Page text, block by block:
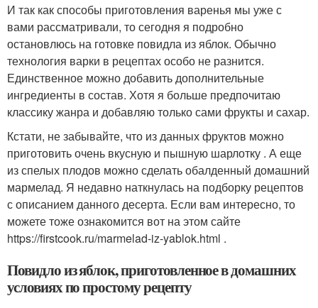
И так как способы приготовления варенья мы уже с
вами рассматривали, то сегодня я подробно
остановлюсь на готовке повидла из яблок. Обычно
технология варки в рецептах особо не разнится.
Единственное можно добавить дополнительные
ингредиенты в состав. Хотя я больше предпочитаю
классику жанра и добавляю только сами фрукты и сахар.
Кстати, не забывайте, что из данных фруктов можно
приготовить очень вкусную и пышную шарлотку . А еще
из спелых плодов можно сделать обалденный домашний
мармелад. Я недавно наткнулась на подборку рецептов
с описанием данного десерта. Если вам интересно, то
можете тоже ознакомится вот на этом сайте
https://firstcook.ru/marmelad-iz-yablok.html .
Повидло из яблок, приготовленное в домашних
условиях по простому рецепту